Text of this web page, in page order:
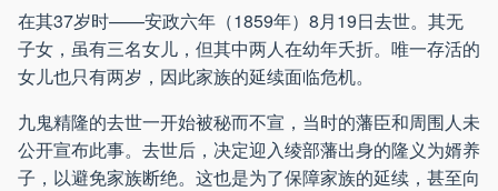
在其37岁时——安政六年（1859年）8月19日去世。其无
子女，虽有三名女儿，但其中两人在幼年夭折。唯一存活的
女儿也只有两岁，因此家族的延续面临危机。
九鬼精隆的去世一开始被秘而不宣，当时的藩臣和周围人未
公开宣布此事。去世后，决定迎入绫部藩出身的隆义为婿养
子，以避免家族断绝。这也是为了保障家族的延续，甚至向